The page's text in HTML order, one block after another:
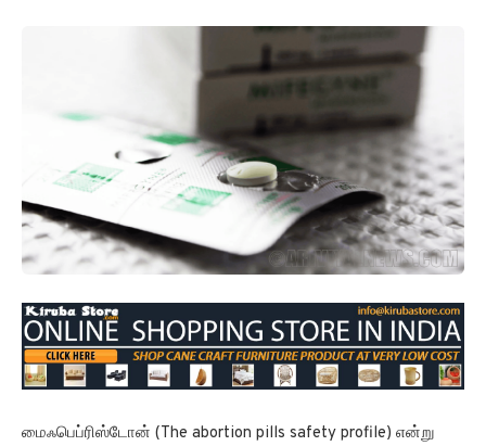
மைஃபெப்ரிஸ்டோன் (The abortion pills safety profile) என்று